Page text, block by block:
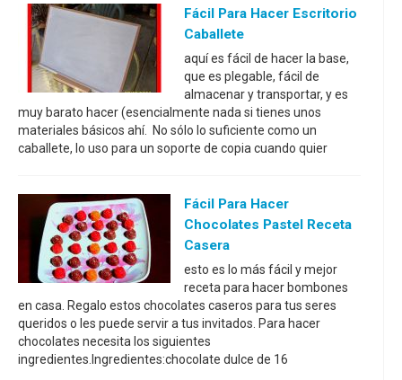
Fácil Para Hacer Escritorio
Caballete
aquí es fácil de hacer la base,
que es plegable, fácil de
almacenar y transportar, y es
muy barato hacer (esencialmente nada si tienes unos
materiales básicos ahí. No sólo lo suficiente como un
caballete, lo uso para un soporte de copia cuando quier
Fácil Para Hacer
Chocolates Pastel Receta
Casera
esto es lo más fácil y mejor
receta para hacer bombones
en casa. Regalo estos chocolates caseros para tus seres
queridos o les puede servir a tus invitados. Para hacer
chocolates necesita los siguientes
ingredientes.Ingredientes:chocolate dulce de 16